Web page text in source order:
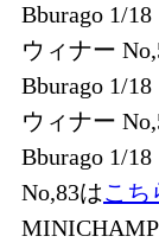
Bburago 1/
ウィナー
Bburago 1/
ウィナー
Bburago 1/
No,83はこち